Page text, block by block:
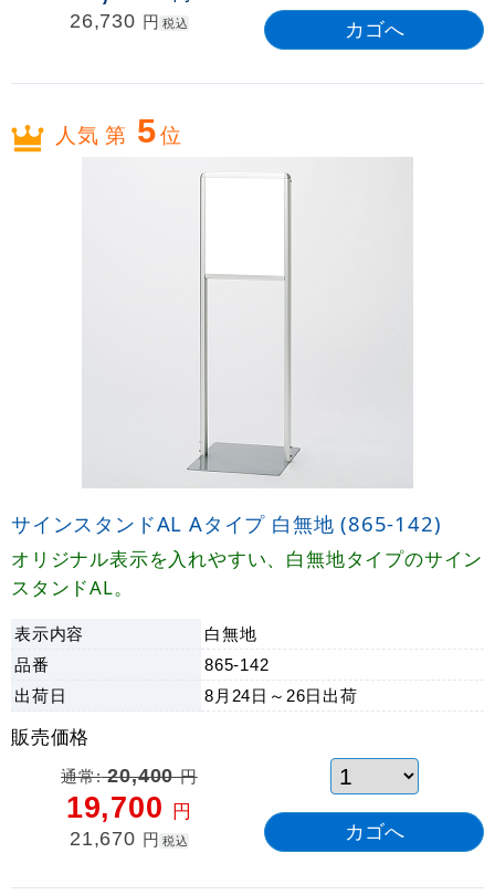
26,730 円 税込
人気 第 5位
サインスタンドAL Aタイプ 白無地 (865-142)
オリジナル表示を入れやすい、白無地タイプのサイン
スタンドAL。
表示内容
白無地
品番
865-142
出荷日 8月24日～26日 出荷
販売価格
通常:20,400円
19,700 円
21,670 円 税込